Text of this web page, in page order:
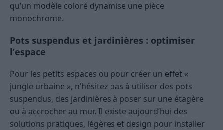
qu’un modèle coloré dynamise une pièce
monochrome.
Pots suspendus et jardinières : optimiser
l’espace
Pour les petits espaces ou pour créer un effet «
jungle urbaine », n’hésitez pas à utiliser des pots
suspendus, des jardinières à poser sur une étagère
ou à accrocher au mur. Il existe aujourd’hui des
solutions pratiques, légères et design pour installer